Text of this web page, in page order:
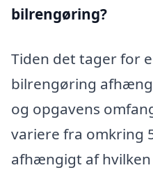
bilrengøring?
Tiden det tager for
bilrengøring
og opgavens
variere fra omkring
afhængigt af